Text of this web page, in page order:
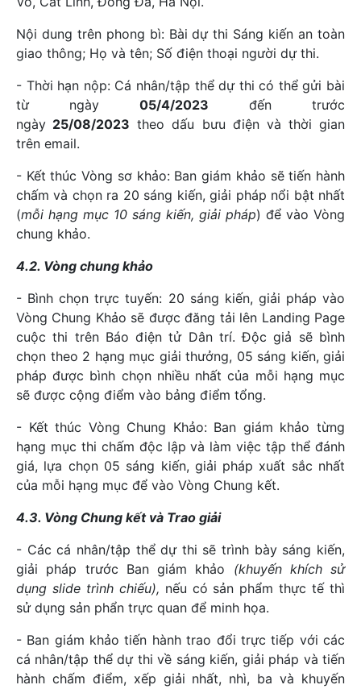
Nội dung trên phong bì: Bài dự thi Sáng kiến an toàn
giao thông; Họ và tên; Số điện thoại người dự thi.
- Thời hạn nộp: Cá nhân/tập thể dự thi có thể gửi bài
từ ngày 05/4/2023 đến trước
ngày 25/08/2023 theo dấu bưu điện và thời gian
trên email.
- Kết thúc Vòng sơ khảo: Ban giám khảo sẽ tiến hành
chấm và chọn ra 20 sáng kiến, giải pháp nổi bật nhất
(mỗi hạng mục 10 sáng kiến, giải pháp) để vào Vòng
chung khảo.
4.2. Vòng chung khảo
- Bình chọn trực tuyến: 20 sáng kiến, giải pháp vào
Vòng Chung Khảo sẽ được đăng tải lên Landing Page
cuộc thi trên Báo điện tử Dân trí. Độc giả sẽ bình
chọn theo 2 hạng mục giải thưởng, 05 sáng kiến, giải
pháp được bình chọn nhiều nhất của mỗi hạng mục
sẽ được cộng điểm vào bảng điểm tổng.
- Kết thúc Vòng Chung Khảo: Ban giám khảo từng
hạng mục thi chấm độc lập và làm việc tập thể đánh
giá, lựa chọn 05 sáng kiến, giải pháp xuất sắc nhất
của mỗi hạng mục để vào Vòng Chung kết.
4.3. Vòng Chung kết và Trao giải
- Các cá nhân/tập thể dự thi sẽ trình bày sáng kiến,
giải pháp trước Ban giám khảo (khuyến khích sử
dụng slide trình chiếu), nếu có sản phẩm thực tế thì
sử dụng sản phẩn trực quan để minh họa.
- Ban giám khảo tiến hành trao đổi trực tiếp với các
cá nhân/tập thể dự thi về sáng kiến, giải pháp và tiến
hành chấm điểm, xếp giải nhất, nhì, ba và khuyến